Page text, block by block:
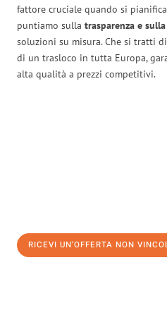
fattore cruciale quando si
puntiamo sulla trasparenza e
soluzioni su misura. Che si tratti
di un trasloco in tutta Europa,
alta qualità a prezzi competitivi.
RICEVI UN'OFFERTA NON